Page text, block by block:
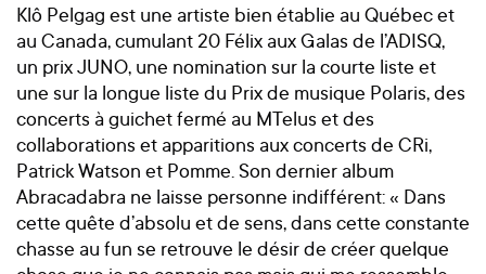
Klô Pelgag est une artiste bien établie au Québec et
au Canada, cumulant 20 Félix aux Galas de l’ADISQ,
un prix JUNO, une nomination sur la courte liste et
une sur la longue liste du Prix de musique Polaris, des
concerts à guichet fermé au MTelus et des
collaborations et apparitions aux concerts de CRi,
Patrick Watson et Pomme. Son dernier album
Abracadabra ne laisse personne indifférent: « Dans
cette quête d’absolu et de sens, dans cette constante
chasse au fun se retrouve le désir de créer quelque